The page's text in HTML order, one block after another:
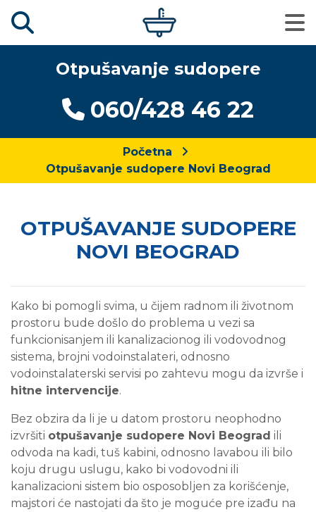
Otpušavanje sudopere
060/428 46 22
Početna
Otpušavanje sudopere Novi Beograd
OTPUŠAVANJE SUDOPERE
NOVI BEOGRAD
Kako bi pomogli svima, u čijem radnom ili životnom
prostoru bude došlo do problema u vezi sa
funkcionisanjem ili kanalizacionog ili vodovodnog
sistema, brojni vodoinstalateri, odnosno
vodoinstalaterski servisi po zahtevu mogu da izvrše i
hitne intervencije.
Bez obzira da li je u datom prostoru neophodno
izvršiti otpušavanje sudopere Novi Beograd ili
odvoda na kadi, tuš kabini, odnosno lavabou ili bilo
koju drugu uslugu, kako bi vodovodni ili
kanalizacioni sistem bio osposobljen za korišćenje,
majstori će nastojati da što je moguće pre izađu na